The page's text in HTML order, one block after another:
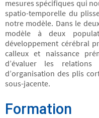
mesures spécifiques qui
spatio-temporelle du
notre modèle. Dans le
modèle à deux
développement cérébral
calleux et naissance
d’évaluer les
d’organisation des plis
sous-jacente.
Formation